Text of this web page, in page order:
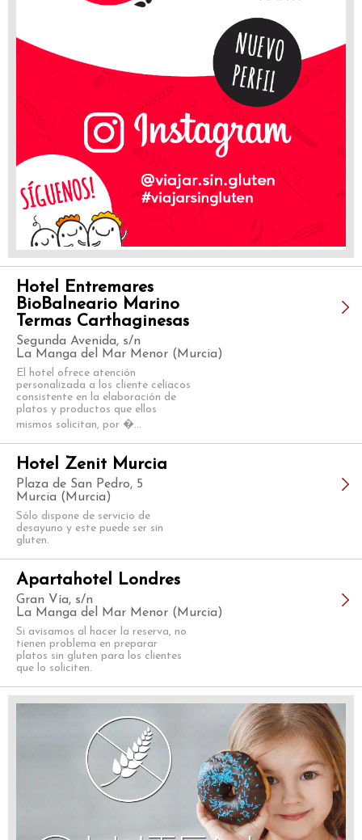
Hotel Entremares
BioBalneario Marino
Termas Carthaginesas
Segunda Avenida, s/n
La Manga del Mar Menor (Murcia)
El hotel ofrece atención
personalizada a los cliente celíacos
consistente en la elaboración de
platos y productos que ellos
mismos solicitan, por �...
Hotel Zenit Murcia
Plaza de San Pedro, 5
Murcia (Murcia)
Sólo dispone de servicio de
desayuno y este puede ser sin
gluten.
Apartahotel Londres
Gran Vía, s/n
La Manga del Mar Menor (Murcia)
Si avisamos al hacer la reserva, no
tienen problema en preparar
platos sin gluten para los clientes
que lo soliciten.